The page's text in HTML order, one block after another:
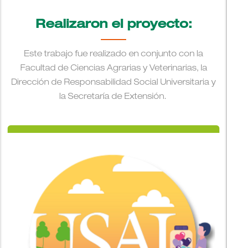
Realizaron el proyecto:
Este trabajo fue realizado en conjunto con la
Facultad de Ciencias Agrarias y Veterinarias, la
Dirección de Responsabilidad Social Universitaria y
la Secretaría de Extensión.